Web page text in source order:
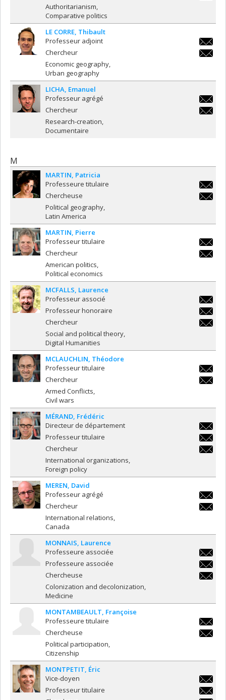
Authoritarianism
Comparative politics
LE CORRE Thibault
Professeur adjoint
Chercheur
Economic geography
Urban geography
LICHA Emanuel
Professeur agrégé
Chercheur
Research-creation
Documentaire
M
MARTIN Patricia
Professeure titulaire
Chercheuse
Political geography
Latin America
MARTIN Pierre
Professeur titulaire
Chercheur
American politics
Political economics
MCFALLS Laurence
Professeur associé
Professeur honoraire
Chercheur
Social and political theory
Digital Humanities
MCLAUCHLIN Théodore
Professeur titulaire
Chercheur
Armed Conflicts
Civil wars
MÉRAND Frédéric
Directeur de département
Professeur titulaire
Chercheur
International organizations
Foreign policy
MEREN David
Professeur agrégé
Chercheur
International relations
Canada
MONNAIS Laurence
Professeure associée
Professeure associée
Chercheuse
Colonization and decolonization
Medicine
MONTAMBEAULT Françoise
Professeure titulaire
Chercheuse
Political participation
Citizenship
MONTPETIT Éric
Vice-doyen
Professeur titulaire